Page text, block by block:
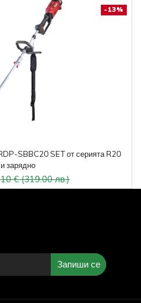
-13%
SBBC20 SET от серията R20
зарядно
€ (319.00 лв.)
Запиши се